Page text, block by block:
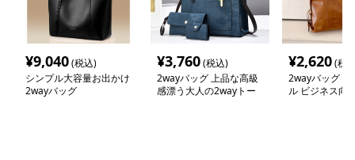
¥9,040(税込)
シンプル大容量お出かけ
2wayバッグ
¥3,760(税込)
2wayバッグ 上品な高級
感漂う大人の2wayトー
¥2,620(税
2wayバッグ 上
ル ビジネス向